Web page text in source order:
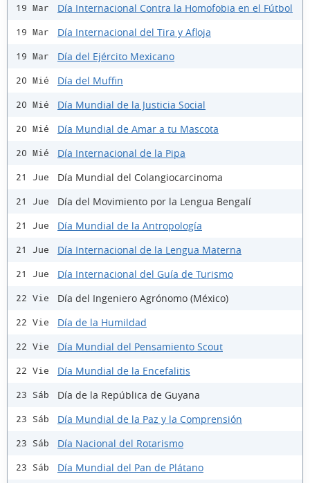
19 Mar Día Internacional Contra la Homofobia en el Fútbol
19 Mar Día Internacional del Tira y Afloja
19 Mar Día del Ejército Mexicano
20 Mié Día del Muffin
20 Mié Día Mundial de la Justicia Social
20 Mié Día Mundial de Amar a tu Mascota
20 Mié Día Internacional de la Pipa
21 Jue Día Mundial del Colangiocarcinoma
21 Jue Día del Movimiento por la Lengua Bengalí
21 Jue Día Mundial de la Antropología
21 Jue Día Internacional de la Lengua Materna
21 Jue Día Internacional del Guía de Turismo
22 Vie Día del Ingeniero Agrónomo (México)
22 Vie Día de la Humildad
22 Vie Día Mundial del Pensamiento Scout
22 Vie Día Mundial de la Encefalitis
23 Sáb Día de la República de Guyana
23 Sáb Día Mundial de la Paz y la Comprensión
23 Sáb Día Nacional del Rotarismo
23 Sáb Día Mundial del Pan de Plátano